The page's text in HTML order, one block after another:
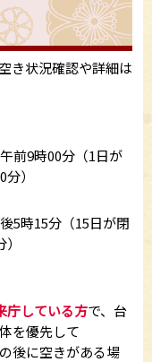
き状況確認や詳細は
午前9時00分（1日が
）
5時15分（15日が閉
庁している方で、台
を優先して
後に空きがある場